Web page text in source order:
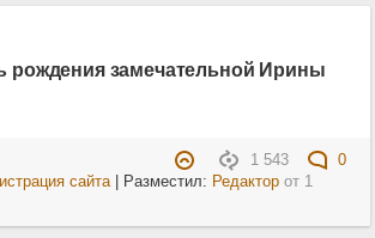
рождения замечательной Ирины
1 543
0
сайта| Разместил: Редакторот 1